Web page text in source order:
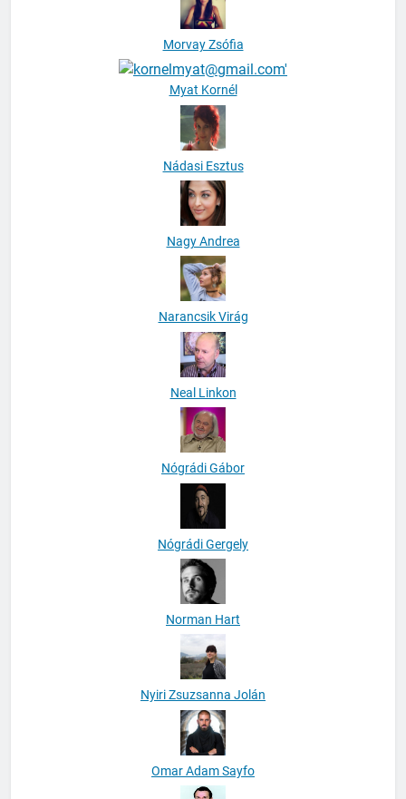
Morvay Zsófia
Myat Kornél
Nádasi Esztus
Nagy Andrea
Narancsik Virág
Neal Linkon
Nógrádi Gábor
Nógrádi Gergely
Norman Hart
Nyiri Zsuzsanna Jolán
Omar Adam Sayfo